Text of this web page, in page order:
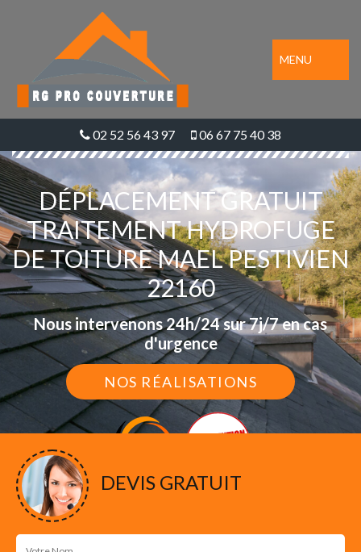
MENU
02 52 56 43 97 06 67 75 40 38
DÉPLACEMENT GRATUIT
TRAITEMENT HYDROFUGE
DE TOITURE MAEL PESTIVIEN
22160
Nous intervenons 24h/24 sur 7j/7 en cas
d'urgence
NOS RÉALISATIONS
DEVIS GRATUIT